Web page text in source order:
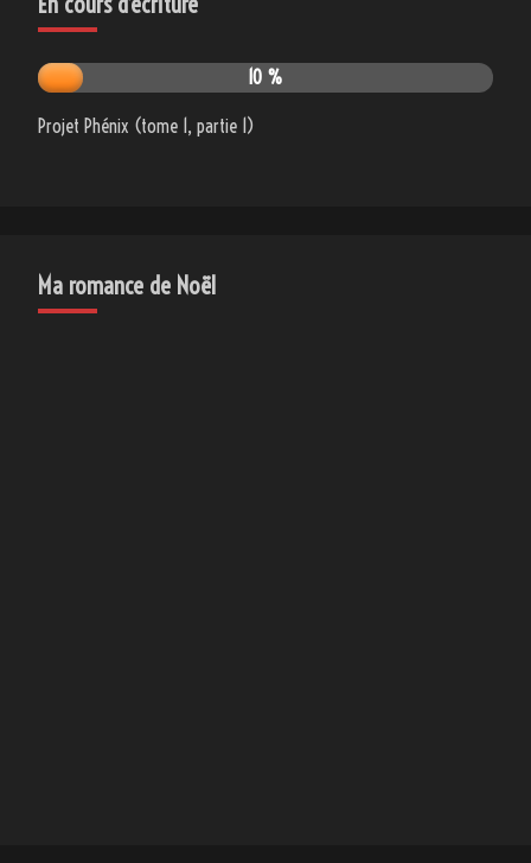
10 %
Projet Phénix (tome 1, partie 1)
Ma romance de Noël